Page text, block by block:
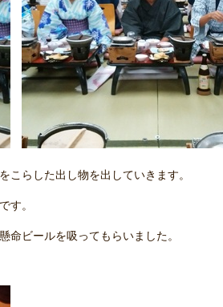
らした出し物を出していきます。
す。
ビールを吸ってもらいました。